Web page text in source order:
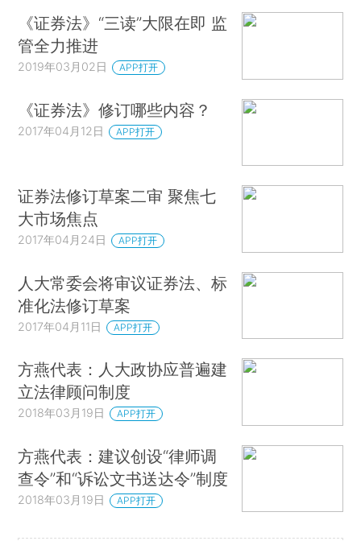
《证券法》“三读”大限在即 监
管全力推进
2019年03月02日 APP打开
《证券法》修订哪些内容？
2017年04月12日 APP打开
证券法修订草案二审 聚焦七
大市场焦点
2017年04月24日 APP打开
人大常委会将审议证券法、标
准化法修订草案
2017年04月11日 APP打开
方燕代表：人大政协应普遍建
立法律顾问制度
2018年03月19日 APP打开
方燕代表：建议创设“律师调
查令”和“诉讼文书送达令”制度
2018年03月19日 APP打开